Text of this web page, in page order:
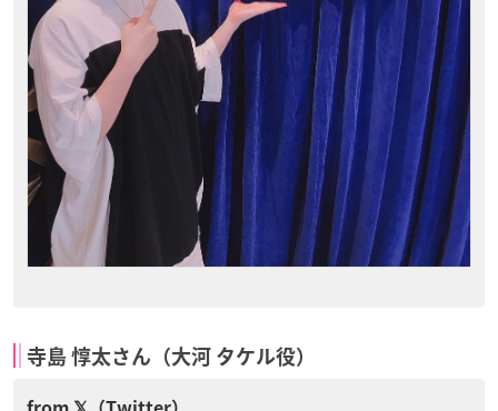
寺島 惇太さん（大河 タケル役）